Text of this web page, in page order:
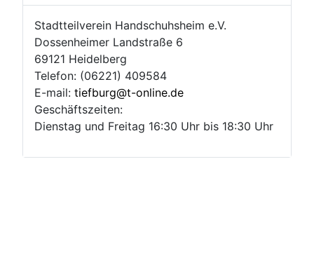
Stadtteilverein Handschuhsheim e.V.
Dossenheimer Landstraße 6
69121 Heidelberg
Telefon: (06221) 409584
E-mail: tiefburg@t-online.de
Geschäftszeiten:
Dienstag und Freitag 16:30 Uhr bis 18:30 Uhr